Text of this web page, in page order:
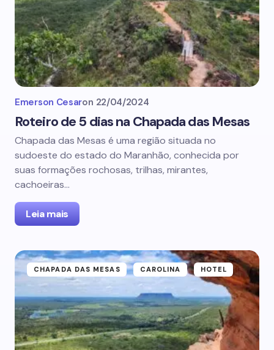
Emerson Cesaron 22/04/2024
Roteiro de 5 dias na Chapada das Mesas
Chapada das Mesas é uma região situada no
sudoeste do estado do Maranhão, conhecida por
suas formações rochosas, trilhas, mirantes,
cachoeiras…
Leia mais
CHAPADA DAS MESAS CAROLINA HOTEL